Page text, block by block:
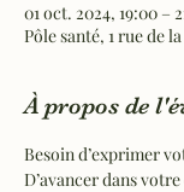
01 oct. 2024, 19:00 –
Pôle santé, 1 rue de
À propos de
Besoin d’exprimer
D’avancer dans